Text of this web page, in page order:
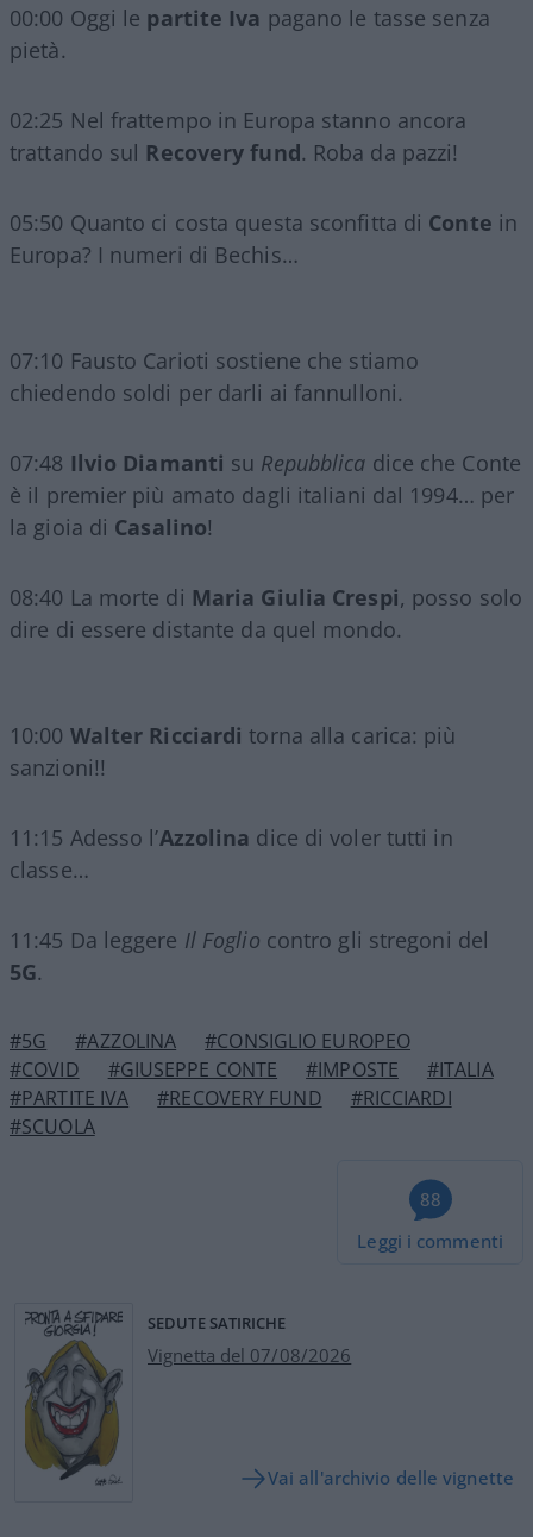
00:00 Oggi le partite Iva pagano le tasse senza
pietà.
02:25 Nel frattempo in Europa stanno ancora
trattando sul Recovery fund. Roba da pazzi!
05:50 Quanto ci costa questa sconfitta di Conte in
Europa? I numeri di Bechis…
07:10 Fausto Carioti sostiene che stiamo
chiedendo soldi per darli ai fannulloni.
07:48 Ilvio Diamanti su Repubblica dice che Conte
è il premier più amato dagli italiani dal 1994… per
la gioia di Casalino!
08:40 La morte di Maria Giulia Crespi, posso solo
dire di essere distante da quel mondo.
10:00 Walter Ricciardi torna alla carica: più
sanzioni!!
11:15 Adesso l’Azzolina dice di voler tutti in
classe…
11:45 Da leggere Il Foglio contro gli stregoni del
5G.
#5G #AZZOLINA
#CONSIGLIO EUROPEO
#COVID
#GIUSEPPE CONTE #IMPOSTE
#ITALIA
#PARTITE IVA
#RECOVERY FUND
#RICCIARDI
#SCUOLA
88
Leggi i commenti
SEDUTE SATIRICHE
Vignetta del 07/08/2026
Vai all'archivio delle vignette